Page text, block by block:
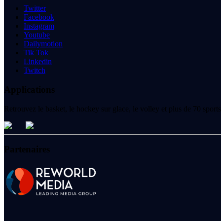
Twitter
Facebook
Instagram
Youtube
Dailymotion
Tik Tok
Linkedin
Twitch
Applications
Retrouvez le basket, le hockey sur glace, le volley et plus de 70
Partenaires